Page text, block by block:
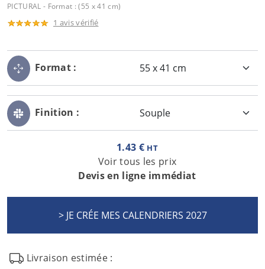
PICTURAL - Format : (55 x 41 cm)
1 avis vérifié
Format :
Finition :
1.43 € HT
Voir tous les prix
Devis en ligne immédiat
Livraison estimée :